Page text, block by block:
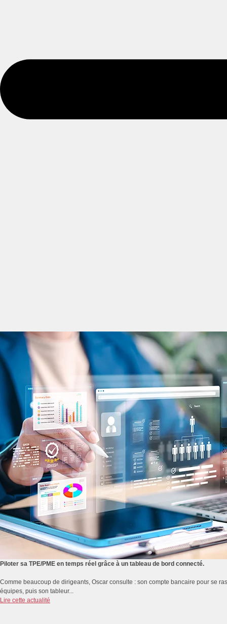
Piloter sa TPE/PME en temps réel grâce à un tableau de bord connecté.
Comme beaucoup de dirigeants, Oscar consulte : son compte bancaire pour se
équipes, puis son tableur...
Lire cette actualité